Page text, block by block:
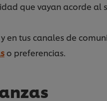
que vayan acorde al
en tus canales de
o preferencias.